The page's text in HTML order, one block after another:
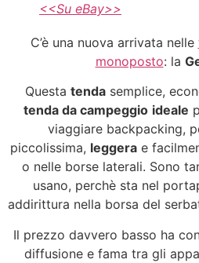
<<Su eBay>>
C’è una nuova arrivata nelle
monoposto: la
Questa tendasemplice,
tenda da campeggio ideale
viaggiare backpacking,
piccolissima, leggera e
o nelle borse laterali. Sono
usano, perchè sta nel
addirittura nella borsa del
Il prezzo davvero basso ha
diffusione e fama tra gli